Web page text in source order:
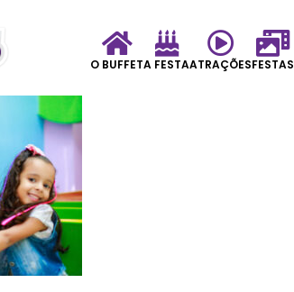
O BUFFETA FESTAATRAÇÕESFESTAS